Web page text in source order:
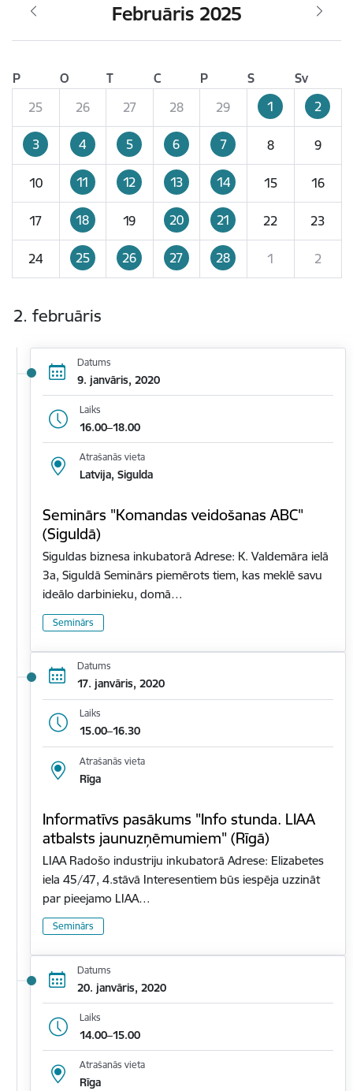
Februāris 2025
P O T C P S
Sv
25
26 27 28 29 1 2
3 4 5 6 7 8 9
10 11 12 13 14 15 16
17 18 19 20 21 22 23
24 25 26 27 28 1 2
2. februāris
Datums
9. janvāris, 2020
Laiks
16.00–18.00
Atrašanās vieta
Latvija, Sigulda
Seminārs "Komandas veidošanas ABC"
(Siguldā)
Siguldas biznesa inkubatorā Adrese: K. Valdemāra ielā
3a, Siguldā Seminārs piemērots tiem, kas meklē savu
ideālo darbinieku, domā…
Seminārs
Datums
17. janvāris, 2020
Laiks
15.00–16.30
Atrašanās vieta
Rīga
Informatīvs pasākums "Info stunda. LIAA
atbalsts jaunuzņēmumiem" (Rīgā)
LIAA Radošo industriju inkubatorā Adrese: Elizabetes
iela 45/47, 4.stāvā Interesentiem būs iespēja uzzināt
par pieejamo LIAA…
Seminārs
Datums
20. janvāris, 2020
Laiks
14.00–15.00
Atrašanās vieta
Rīga